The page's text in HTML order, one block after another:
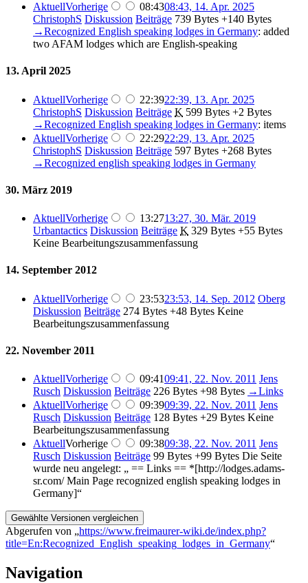
AktuellVorherige 08:4308:43, 14. Apr. 2025
ChristophS Diskussion Beiträge 739 Bytes +140 Bytes
→‎Recognized English speaking lodges in Germany: added
two AFAM lodges which are English-speaking
13. April 2025
AktuellVorherige 22:3922:39, 13. Apr. 2025
ChristophS Diskussion Beiträge K 599 Bytes +2 Bytes
→‎Recognized English speaking lodges in Germany: items
AktuellVorherige 22:2922:29, 13. Apr. 2025
ChristophS Diskussion Beiträge 597 Bytes +268 Bytes
→‎Recognized english speaking lodges in Germany
30. März 2019
AktuellVorherige 13:2713:27, 30. Mär. 2019
Urbantactics Diskussion Beiträge K 329 Bytes +55 Bytes
Keine Bearbeitungszusammenfassung
14. September 2012
AktuellVorherige 23:5323:53, 14. Sep. 2012 Oberg
Diskussion Beiträge 274 Bytes +48 Bytes Keine
Bearbeitungszusammenfassung
22. November 2011
AktuellVorherige 09:4109:41, 22. Nov. 2011 Jens
Rusch Diskussion Beiträge 226 Bytes +98 Bytes →‎Links
AktuellVorherige 09:3909:39, 22. Nov. 2011 Jens
Rusch Diskussion Beiträge 128 Bytes +29 Bytes Keine
Bearbeitungszusammenfassung
AktuellVorherige 09:3809:38, 22. Nov. 2011 Jens
Rusch Diskussion Beiträge 99 Bytes +99 Bytes Die Seite
wurde neu angelegt: „ == Links == *[http://lodges.adams-
sr.com/ Main Page recognized english speaking lodges in
Germany]“
Abgerufen von „https://www.freimaurer-wiki.de/index.php?
title=En:Recognized_English_speaking_lodges_in_Germany“
Navigation